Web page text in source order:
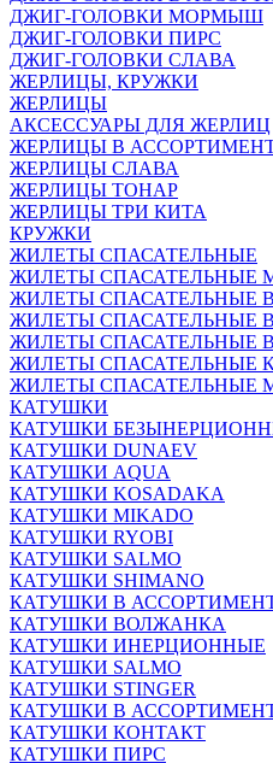
ДЖИГ-ГОЛОВКИ МОРМЫШ
ДЖИГ-ГОЛОВКИ ПИРС
ДЖИГ-ГОЛОВКИ СЛАВА
ЖЕРЛИЦЫ, КРУЖКИ
ЖЕРЛИЦЫ
АКСЕССУАРЫ ДЛЯ ЖЕРЛИЦ
ЖЕРЛИЦЫ В
ЖЕРЛИЦЫ СЛАВА
ЖЕРЛИЦЫ ТОНАР
ЖЕРЛИЦЫ ТРИ КИТА
КРУЖКИ
ЖИЛЕТЫ СПАСАТЕЛЬНЫЕ
ЖИЛЕТЫ СПАСАТЕЛЬНЫЕ
ЖИЛЕТЫ СПАСАТЕЛЬНЫЕ
ЖИЛЕТЫ СПАСАТЕЛЬНЫЕ
ЖИЛЕТЫ СПАСАТЕЛЬНЫЕ
ЖИЛЕТЫ СПАСАТЕЛЬНЫЕ
ЖИЛЕТЫ СПАСАТЕЛЬНЫЕ
КАТУШКИ
КАТУШКИ
КАТУШКИ DUNAEV
КАТУШКИ AQUA
КАТУШКИ KOSADAKA
КАТУШКИ MIKADO
КАТУШКИ RYOBI
КАТУШКИ SALMO
КАТУШКИ SHIMANO
КАТУШКИ В
КАТУШКИ ВОЛЖАНКА
КАТУШКИ ИНЕРЦИОННЫЕ
КАТУШКИ SALMO
КАТУШКИ STINGER
КАТУШКИ В
КАТУШКИ КОНТАКТ
КАТУШКИ ПИРС